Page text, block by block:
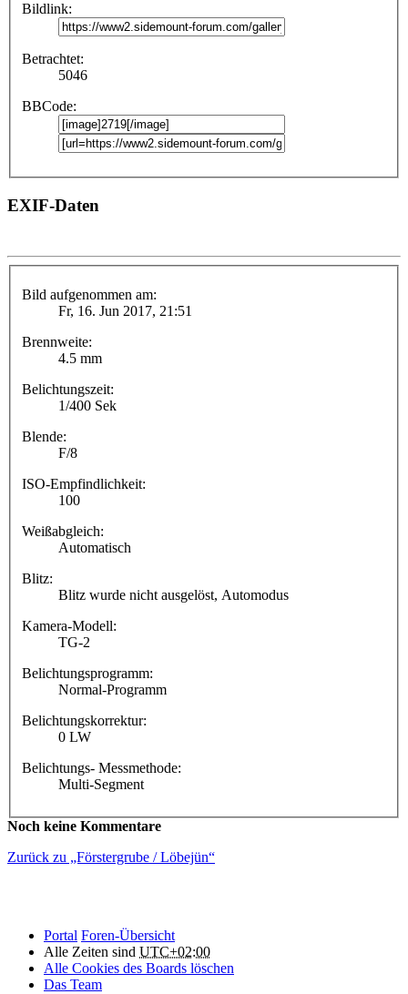
Bildlink:
Betrachtet:
5046
BBCode:
EXIF-Daten
Bild aufgenommen am:
Fr, 16. Jun 2017, 21:51
Brennweite:
4.5 mm
Belichtungszeit:
1/400 Sek
Blende:
F/8
ISO-Empfindlichkeit:
100
Weißabgleich:
Automatisch
Blitz:
Blitz wurde nicht ausgelöst, Automodus
Kamera-Modell:
TG-2
Belichtungsprogramm:
Normal-Programm
Belichtungskorrektur:
0 LW
Belichtungs- Messmethode:
Multi-Segment
Noch keine Kommentare
Zurück zu „Förstergrube / Löbejün“
Portal Foren-Übersicht
Alle Zeiten sind UTC+02:00
Alle Cookies des Boards löschen
Das Team